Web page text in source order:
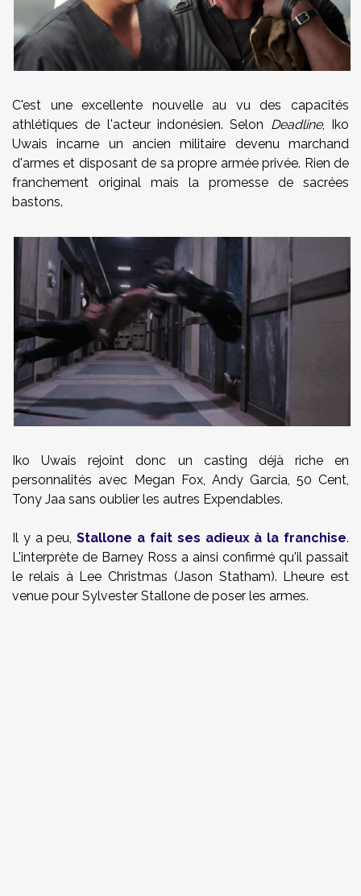
C'est une excellente nouvelle au vu des capacités
athlétiques de l'acteur indonésien. Selon Deadline, Iko
Uwais incarne un ancien militaire devenu marchand
d'armes et disposant de sa propre armée privée. Rien de
franchement original mais la promesse de sacrées
bastons.
Iko Uwais rejoint donc un casting déjà riche en
personnalités avec Megan Fox, Andy Garcia, 50 Cent,
Tony Jaa sans oublier les autres Expendables.
Il y a peu,Stallone a fait ses adieux à la franchise.
L'interprète de Barney Ross a ainsi confirmé qu'il passait
le relais à Lee Christmas (Jason Statham). Lheure est
venue pour Sylvester Stallone de poser les armes.